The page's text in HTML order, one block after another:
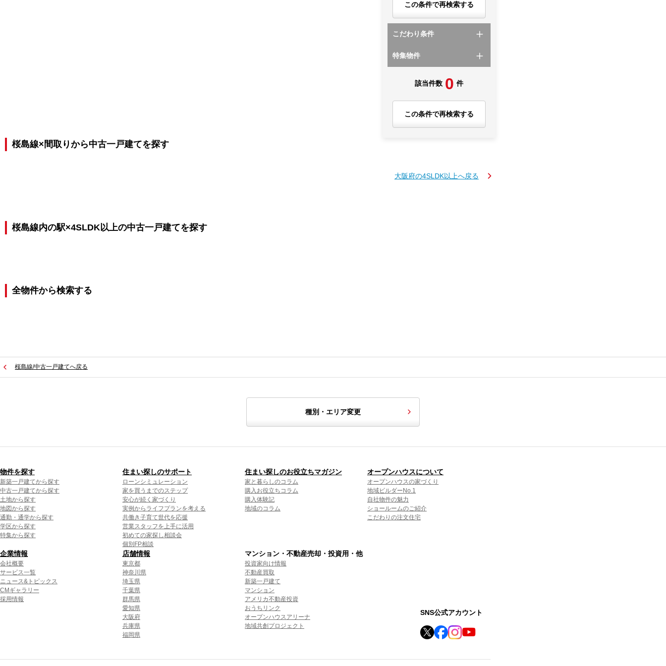
この条件で再検索する
こだわり条件
特集物件
該当件数 0 件
この条件で再検索する
桜島線×間取りから中古一戸建てを探す
大阪府の4SLDK以上へ戻る
桜島線内の駅×4SLDK以上の中古一戸建てを探す
全物件から検索する
桜島線/中古一戸建てへ戻る
種別・エリア変更
物件を探す
新築一戸建てから探す
中古一戸建てから探す
土地から探す
地図から探す
通勤・通学から探す
学区から探す
特集から探す
住まい探しのサポート
ローンシミュレーション
家を買うまでのステップ
安心が続く家づくり
実例からライフプランを考える
共働き子育て世代を応援
営業スタッフを上手に活用
初めての家探し相談会
個別FP相談
住まい探しのお役立ちマガジン
家と暮らしのコラム
購入お役立ちコラム
購入体験記
地域のコラム
オープンハウスについて
オープンハウスの家づくり
地域ビルダーNo.1
自社物件の魅力
ショールームのご紹介
こだわりの注文住宅
企業情報
会社概要
サービス一覧
ニュース&トピックス
CMギャラリー
採用情報
店舗情報
東京都
神奈川県
埼玉県
千葉県
群馬県
愛知県
大阪府
兵庫県
福岡県
マンション・不動産売却・投資用・他
投資家向け情報
不動産買取
新築一戸建て
マンション
アメリカ不動産投資
おうちリンク
オープンハウスアリーナ
地域共創プロジェクト
SNS公式アカウント